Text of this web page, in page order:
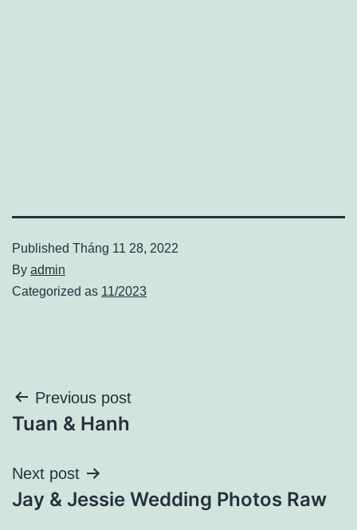
Published Tháng 11 28, 2022
By admin
Categorized as 11/2023
Điều
hướng
bài
viết
Previous post
Tuan & Hanh
Next post
Jay & Jessie Wedding Photos Raw